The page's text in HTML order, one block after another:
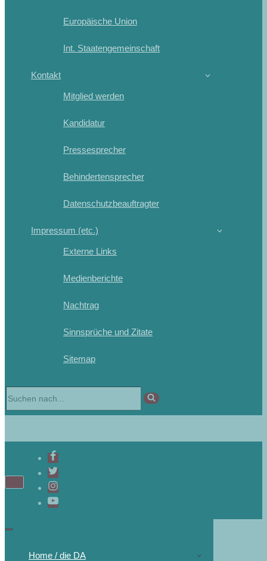
Europäische Union
Int. Staatengemeinschaft
Kontakt
Mitglied werden
Kandidatur
Pressesprecher
Behindertensprecher
Datenschutzbeauftragter
Impressum (etc.)
Externe Links
Medienberichte
Nachtrag
Sinnsprüche und Zitate
Sitemap
Navigations-
Navigations-
Home / die DA